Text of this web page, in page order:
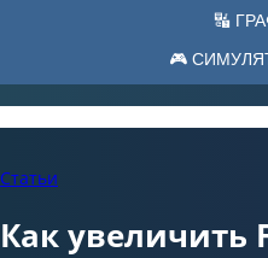
🔣
🎮
Статьи
Как увеличить